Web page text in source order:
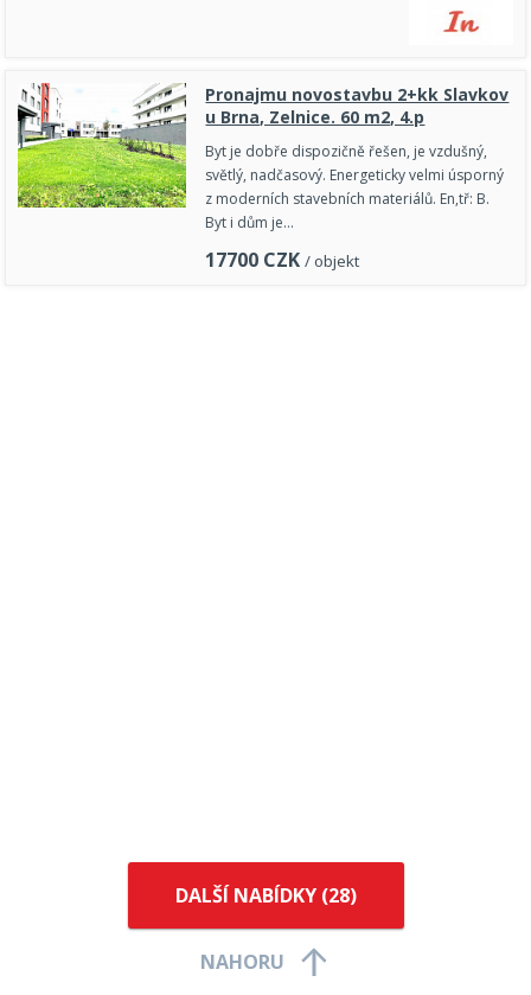
Pronajmu novostavbu 2+kk Slavkov
u Brna, Zelnice. 60 m2, 4.p
Byt je dobře dispozičně řešen, je vzdušný,
světlý, nadčasový. Energeticky velmi úsporný
z moderních stavebních materiálů. En,tř: B.
Byt i dům je…
17700 CZK / objekt
DALŠÍ NABÍDKY (28)
NAHORU